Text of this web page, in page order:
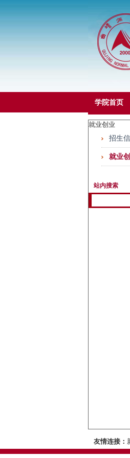
学院首页
就业创业
招生
就业
站内搜索
友情连接：